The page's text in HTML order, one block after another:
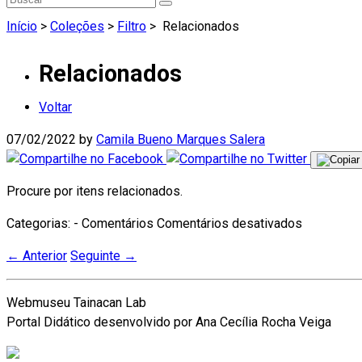
Início > Coleções > Filtro > Relacionados
Relacionados
Voltar
07/02/2022 by Camila Bueno Marques Salera
Procure por itens relacionados.
Categorias: - Comentários Comentários desativados
← Anterior Seguinte →
Webmuseu Tainacan Lab
Portal Didático desenvolvido por Ana Cecília Rocha Veiga